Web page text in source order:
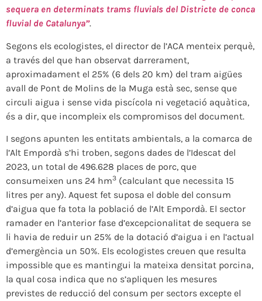
sequera en determinats trams fluvials del Districte de conca
fluvial de Catalunya”.
Segons els ecologistes, el director de l’ACA menteix perquè,
a través del que han observat darrerament,
aproximadament el 25% (6 dels 20 km) del tram aigües
avall de Pont de Molins de la Muga està sec, sense que
circuli aigua i sense vida piscícola ni vegetació aquàtica,
és a dir, que incompleix els compromisos del document.
I segons apunten les entitats ambientals, a la comarca de
l’Alt Empordà s’hi troben, segons dades de l’Idescat del
2023, un total de 496.628 places de porc, que
consumeixen uns 24 hm3 (calculant que necessita 15
litres per any). Aquest fet suposa el doble del consum
d’aigua que fa tota la població de l’Alt Empordà. El sector
ramader en l’anterior fase d’excepcionalitat de sequera se
li havia de reduir un 25% de la dotació d’aigua i en l’actual
d’emergència un 50%. Els ecologistes creuen que resulta
impossible que es mantingui la mateixa densitat porcina,
la qual cosa indica que no s’apliquen les mesures
previstes de reducció del consum per sectors excepte el